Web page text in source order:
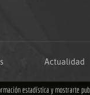
Actualidad
estadística y mostrarte